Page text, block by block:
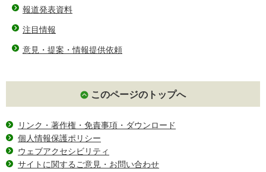
報道発表資料
注目情報
意見・提案・情報提供依頼
このページのトップへ
リンク・著作権・免責事項・ダウンロード
個人情報保護ポリシー
ウェブアクセシビリティ
サイトに関するご意見・お問い合わせ